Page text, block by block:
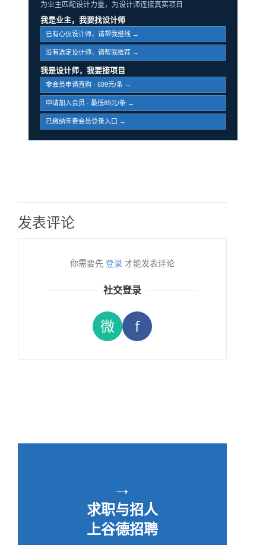
为业主匹配设计力量，为设计师连接真实项目
我是业主，我要找设计师
已有心仪设计师，请帮我搭线 →
没有选定设计师，请帮我推荐 →
我是设计师，我要接项目
非会员申请直购 · 699元/条 →
申请加入会员 · 最低89元/条 →
已缴纳年费会员登录入口 →
发表评论
你需要先 登录 才能发表评论
社交登录
微 f
→
求职与招人
上谷德招聘